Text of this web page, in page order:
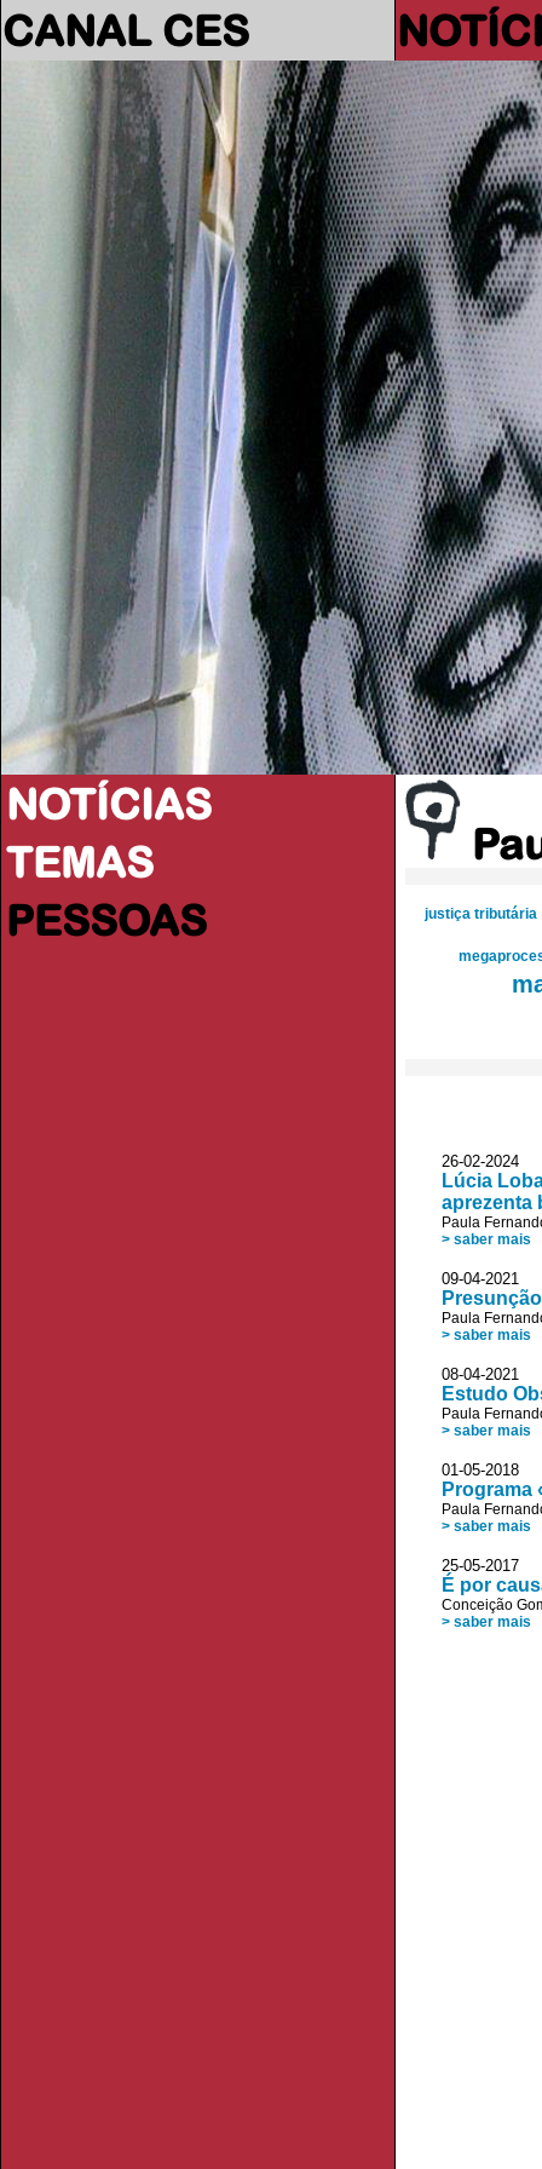
CANAL CES
NOTÍCIAS
TEMAS
PESSOAS
justiça tributária
26-02-
Lúcia
aprezenta
Paula
> saber mais
09-04-2021
Paula
> saber mais
08-04-
Estudo
Paula
> saber mais
01-05-
Programa
Paula
> saber mais
25-05-
É por
Conceição
> saber mais